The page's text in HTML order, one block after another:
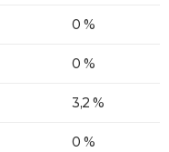
0 %
0 %
3,2 %
0 %